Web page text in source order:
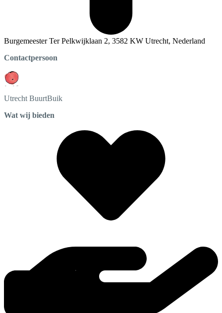
Burgemeester Ter Pelkwijklaan 2, 3582 KW Utrecht, Nederland
Contactpersoon
Utrecht BuurtBuik
Wat wij bieden